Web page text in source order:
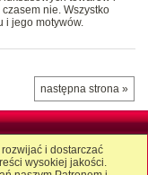
nie. Wszystko
i jego motywów.
następna strona »
i dostarczać
wysokiej jakości.